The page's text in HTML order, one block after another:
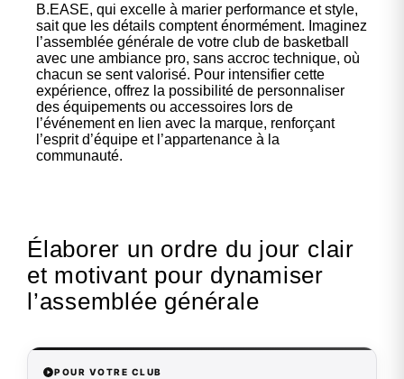
B.EASE, qui excelle à marier performance et style,
sait que les détails comptent énormément. Imaginez
l’assemblée générale de votre club de basketball
avec une ambiance pro, sans accroc technique, où
chacun se sent valorisé. Pour intensifier cette
expérience, offrez la possibilité de personnaliser
des équipements ou accessoires lors de
l’événement en lien avec la marque, renforçant
l’esprit d’équipe et l’appartenance à la
communauté.
Élaborer un ordre du jour clair
et motivant pour dynamiser
l’assemblée générale
POUR VOTRE CLUB